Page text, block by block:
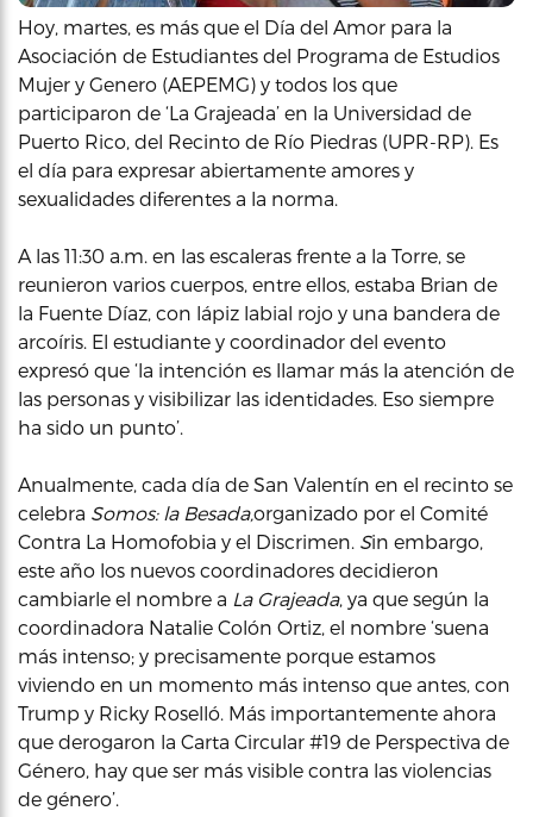
Hoy, martes, es más que el Día del Amor para la
Asociación de Estudiantes del Programa de Estudios
Mujer y Genero (AEPEMG) y todos los que
participaron de ‘La Grajeada’ en la Universidad de
Puerto Rico, del Recinto de Río Piedras (UPR-RP). Es
el día para expresar abiertamente amores y
sexualidades diferentes a la norma.
A las 11:30 a.m. en las escaleras frente a la Torre, se
reunieron varios cuerpos, entre ellos, estaba Brian de
la Fuente Díaz, con lápiz labial rojo y una bandera de
arcoíris. El estudiante y coordinador del evento
expresó que ‘la intención es llamar más la atención de
las personas y visibilizar las identidades. Eso siempre
ha sido un punto’.
Anualmente, cada día de San Valentín en el recinto se
celebra Somos: la Besada,organizado por el Comité
Contra La Homofobia y el Discrimen. Sin embargo,
este año los nuevos coordinadores decidieron
cambiarle el nombre a La Grajeada, ya que según la
coordinadora Natalie Colón Ortiz, el nombre ‘suena
más intenso; y precisamente porque estamos
viviendo en un momento más intenso que antes, con
Trump y Ricky Roselló. Más importantemente ahora
que derogaron la Carta Circular #19 de Perspectiva de
Género, hay que ser más visible contra las violencias
de género’.